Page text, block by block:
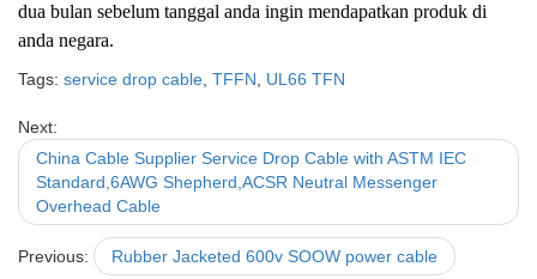
dua bulan sebelum tanggal anda ingin mendapatkan produk di
anda negara.
Tags: service drop cable TFFN UL66 TFN
Next:
China Cable Supplier Service Drop Cable with ASTM IEC
Standard,6AWG Shepherd,ACSR Neutral Messenger
Overhead Cable
Previous: Rubber Jacketed 600v SOOW power cable